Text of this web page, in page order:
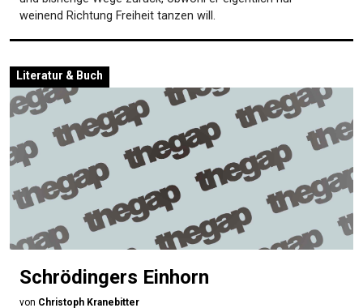
weinend Richtung Freiheit tanzen will.
Literatur & Buch
Schrödingers Einhorn
von Christoph Kranebitter